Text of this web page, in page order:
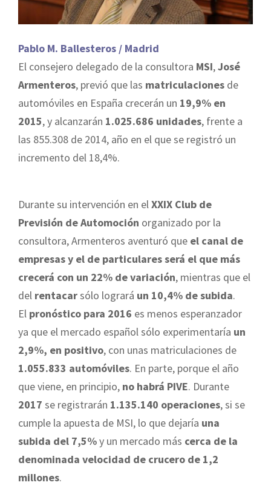
Pablo M. Ballesteros / Madrid
El consejero delegado de la consultora MSI,José
Armenteros, previó que las matriculaciones de
automóviles en España crecerán un 19,9% en
2015, y alcanzarán 1.025.686 unidades, frente a
las 855.308 de 2014, año en el que se registró un
incremento del 18,4%.
Durante su intervención en elXXIX Club de
Previsión de Automoción organizado por la
consultora, Armenteros aventuró que el canal de
empresas y el de particulares será el que más
crecerá con un 22% de variación, mientras que el
del rentacarsólo logrará un 10,4% de subida.
El pronóstico para 2016 es menos esperanzador
ya que el mercado español sólo experimentaría un
2,9%, en positivo, con unas matriculaciones de
1.055.833 automóviles. En parte, porque el año
que viene, en principio, no habrá PIVE. Durante
2017 se registrarán 1.135.140 operaciones, si se
cumple la apuesta de MSI, lo que dejaría una
subida del 7,5%y un mercado más cerca de la
denominada velocidad de crucero de 1,2
millones.